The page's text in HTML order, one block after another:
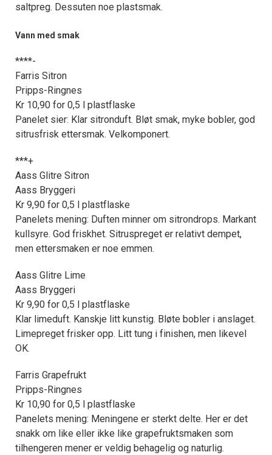
kan fritt velge hvilke du ønsker å få
saltpreg. Dessuten noe plastsmak.
Vann med smak
****-
Farris Sitron
Pripps-Ringnes
Kr 10,90 for 0,5 l plastflaske
Panelet sier: Klar sitronduft. Bløt smak, myke bobler, god
sitrusfrisk ettersmak. Velkomponert.
***+
Aass Glitre Sitron
Aass Bryggeri
Kr 9,90 for 0,5 l plastflaske
Panelets mening: Duften minner om sitrondrops. Markant
kullsyre. God friskhet. Sitruspreget er relativt dempet,
men ettersmaken er noe emmen.
Aass Glitre Lime
Aass Bryggeri
Kr 9,90 for 0,5 l plastflaske
Klar limeduft. Kanskje litt kunstig. Bløte bobler i anslaget.
Limepreget frisker opp. Litt tung i finishen, men likevel
OK.
Farris Grapefrukt
Pripps-Ringnes
Kr 10,90 for 0,5 l plastflaske
Panelets mening: Meningene er sterkt delte. Her er det
snakk om like eller ikke like grapefruktsmaken som
tilhengeren mener er veldig behagelig og naturlig.